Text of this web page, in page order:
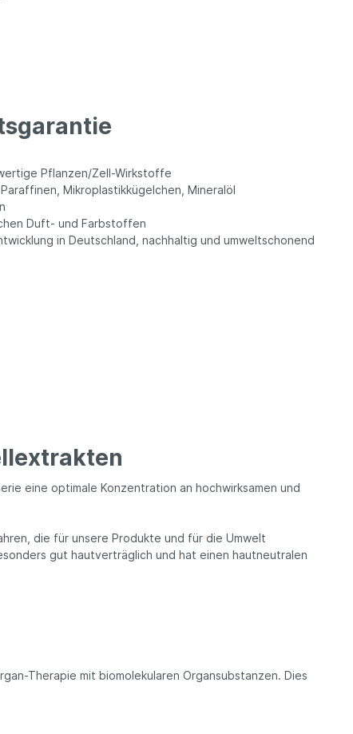
Pflanzen/Zell-Wirkstoffe
Mikroplastikkügelchen, Mineralöl
Duft- und Farbstoffen
in Deutschland, nachhaltig und umweltschonend
eine optimale Konzentration an hochwirksamen und
die für unsere Produkte und für die Umwelt
gut hautverträglich und hat einen hautneutralen
Therapie mit biomolekularen Organsubstanzen. Dies